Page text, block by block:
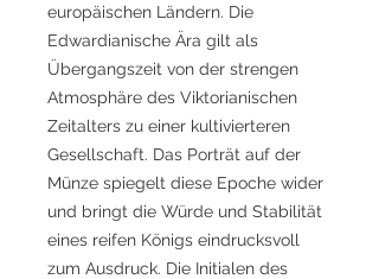
europäischen Ländern. Die
Edwardianische Ära gilt als
Übergangszeit von der strengen
Atmosphäre des Viktorianischen
Zeitalters zu einer kultivierteren
Gesellschaft. Das Porträt auf der
Münze spiegelt diese Epoche wider
und bringt die Würde und Stabilität
eines reifen Königs eindrucksvoll
zum Ausdruck. Die Initialen des